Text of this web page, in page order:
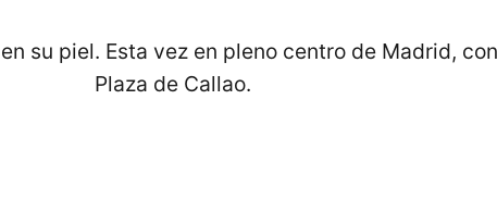
su piel. Esta vez en pleno centro de Madrid,
Plaza de Callao.